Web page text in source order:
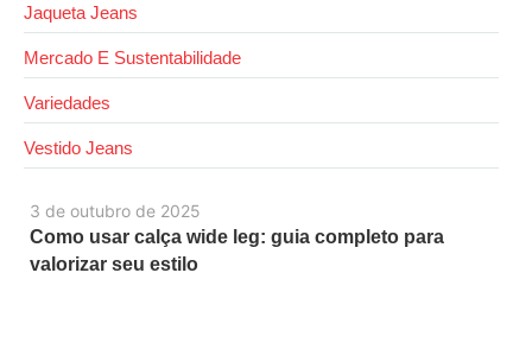
3 de outubro de 2025
Como usar calça wide leg: guia completo para
valorizar seu estilo
Jaqueta Jeans
Mercado E Sustentabilidade
Variedades
Vestido Jeans